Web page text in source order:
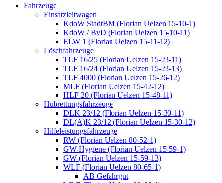
Fahrzeuge
Einsatzleitwagen
KdoW StadtBM (Florian Uelzen 15-10-1)
KdoW / BvD (Florian Uelzen 15-10-11)
ELW 1 (Florian Uelzen 15-11-12)
Löschfahrzeuge
TLF 16/25 (Florian Uelzen 15-23-11)
TLF 16/24 (Florian Uelzen 15-23-13)
TLF 4000 (Florian Uelzen 15-26-12)
MLF (Florian Uelzen 15-42-12)
HLF 20 (Florian Uelzen 15-48-11)
Hubrettungsfahrzeuge
DLK 23/12 (Florian Uelzen 15-30-11)
DL(A)K 23/12 (Florian Uelzen 15-30-12)
Hilfeleistungsfahrzeuge
RW (Florian Uelzen 80-52-1)
GW-Hygiene (Florian Uelzen 15-59-1)
GW (Florian Uelzen 15-59-13)
WLF (Florian Uelzen 80-65-1)
AB Gefahrgut